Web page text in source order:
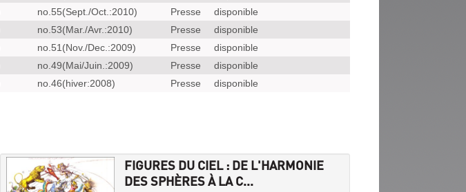
no.55(Sept./Oct.:2010) Presse
disponible
no.53(Mar./Avr.:2010) Presse
disponible
no.51(Nov./Dec.:2009) Presse
disponible
no.49(Mai/Juin.:2009) Presse
disponible
no.46(hiver:2008) Presse disponible
FIGURES DU CIEL : DE L'HARMONIE
DES SPHÈRES À LA C...